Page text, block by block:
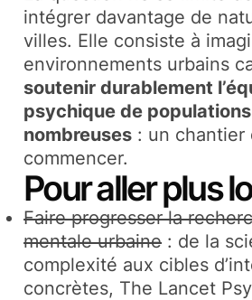
intégrer davantage de
villes. Elle consiste à
environnements urbains
soutenir durablement
psychique de
nombreuses : un chantier
commencer.
Pour aller plus
Faire progresser la
mentale urbaine : de la
complexité aux cibles
concrètes, The Lancet